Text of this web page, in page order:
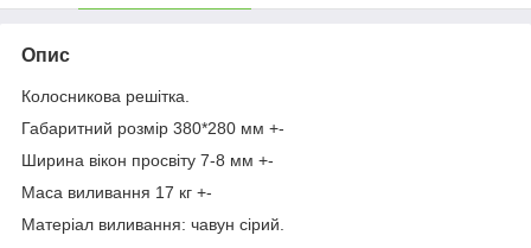
Опис
Колосникова решітка.
Габаритний розмір 380*280 мм +-
Ширина вікон просвіту 7-8 мм +-
Маса виливання 17 кг +-
Матеріал виливання: чавун сірий.